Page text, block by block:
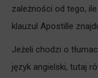
zależności od tego,
klauzul Apostille
Jeżeli chodzi o
język angielski, tutaj